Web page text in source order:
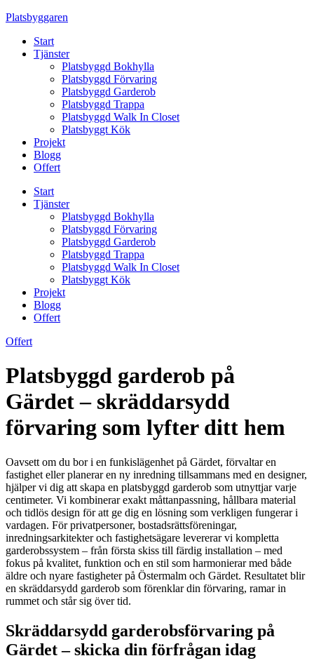
Skip
content
Platsbyggaren
Start
Tjänster
Platsbyggd Bokhylla
Platsbyggd Förvaring
Platsbyggd Garderob
Platsbyggd Trappa
Platsbyggd Walk In Closet
Platsbyggt Kök
Projekt
Blogg
Offert
Start
Tjänster
Platsbyggd Bokhylla
Platsbyggd Förvaring
Platsbyggd Garderob
Platsbyggd Trappa
Platsbyggd Walk In Closet
Platsbyggt Kök
Projekt
Blogg
Offert
Offert
Platsbyggd garderob på
Gärdet – skräddarsydd
förvaring som lyfter ditt hem
Oavsett om du bor i en funkislägenhet på Gärdet, förvaltar en
fastighet eller planerar en ny inredning tillsammans med en designer,
hjälper vi dig att skapa en platsbyggd garderob som utnyttjar varje
centimeter. Vi kombinerar exakt måttanpassning, hållbara material
och tidlös design för att ge dig en lösning som verkligen fungerar i
vardagen. För privatpersoner, bostadsrättsföreningar,
inredningsarkitekter och fastighetsägare levererar vi kompletta
garderobssystem – från första skiss till färdig installation – med
fokus på kvalitet, funktion och en stil som harmonierar med både
äldre och nyare fastigheter på Östermalm och Gärdet. Resultatet blir
en skräddarsydd garderob som förenklar din förvaring, ramar in
rummet och står sig över tid.
Skräddarsydd garderobsförvaring på
Gärdet – skicka din förfrågan idag